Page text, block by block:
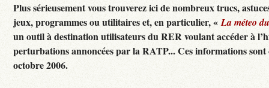
Plus sérieusement vous trouverez ici de nombreux trucs,
jeux, programmes ou utilitaires et, en particulier, «La méteo
un outil à destination utilisateurs du RER voulant accéder à
perturbations annoncées par la RATP... Ces informations sont
octobre 2006.